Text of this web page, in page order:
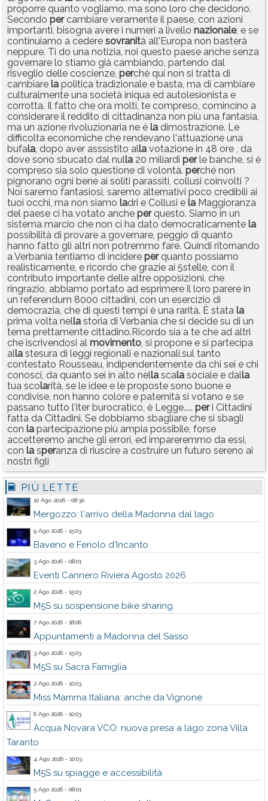
proporre quanto vogliamo, ma sono loro che decidono.
Secondo percambiare veramente il paese, con azioni
importanti, bisogna avere i numeri a livello nazionale, e se
continuiamo a cedere sovranità all'Europa non basterà
neppure. Ti do una notizia, noi questo paese anche senza
governare lo stiamo già cambiando, partendo dal
risveglio delle coscienze, perché qui non si tratta di
cambiare la politica tradizionale e basta, ma di cambiare
culturalmente una società iniqua ed autolesionista e
corrotta. Il fatto che ora molti, te compreso, comincino a
considerare il reddito di cittadinanza non più una fantasia,
ma un azione rivoluzionaria ne è la dimostrazione. Le
difficolta economiche che rendevano l'attuazione una
bufala, dopo aver asssistito alla votazione in 48 ore , da
dove sono sbucato dal nulla 20 miliardi perle banche, si è
compreso sia solo questione di volontà. perché non
pignorano ogni bene ai soliti parassiti, collusi coinvolti ?
Noi saremo fantasiosi, saremo alternativi poco credibili ai
tuoi occhi, ma non siamo ladri e Collusi e la Maggioranza
del paese ci ha votato anche perquesto. Siamo in un
sistema marcio che non ci ha dato democraticamente la
possibilità di provare a governare, peggio di quanto
hanno fatto gli altri non potremmo fare. Quindi ritornando
a Verbania tentiamo di incidere perquanto possiamo
realisticamente, e ricordo che grazie ai 5stelle, con il
contributo importante delle altre opposizioni, che
ringrazio, abbiamo portato ad esprimere il loro parere in
un referendum 8000 cittadini, con un esercizio di
democrazia, che di questi tempi è una rarità. È stata la
prima volta nella storia di Verbania che si decide su di un
tema prettamente cittadino.Ricordo sia a te che ad altri
che iscrivendosi al movimento, si propone e si partecipa
alla stesura di leggi regionali e nazionali,sul tanto
contestato Rousseau, indipendentemente da chi sei e chi
conosci, da quanto sei in alto nella scala sociale e dalla
tua scolarità, se le idee e le proposte sono buone e
condivise, non hanno colore e paternità si votano e se
passano tutto l'iter burocratico, è Legge..... peri Cittadini
fatta da Cittadini. Se dobbiamo sbagliare che si sbagli
con la partecipazione più ampia possibile, forse
accetteremo anche gli errori, ed impareremmo da essi,
con la speranza di riuscire a costruire un futuro sereno ai
nostri figli
PIÙ LETTE
10 Ago 2026 - 08:30
Mergozzo: l'arrivo della Madonna dal lago
9 Ago 2026 - 15:03
Baveno e Feriolo d'Incanto
3 Ago 2026 - 08:01
Eventi Cannero Riviera Agosto 2026
2 Ago 2026 - 15:03
M5S su sospensione bike sharing
7 Ago 2026 - 18:06
Appuntamenti a Madonna del Sasso
3 Ago 2026 - 15:03
M5S su Sacra Famiglia
2 Ago 2026 - 10:03
Miss Mamma Italiana: anche da Vignone
6 Ago 2026 - 10:03
Acqua Novara VCO: nuova presa a lago zona Villa
Taranto
4 Ago 2026 - 10:03
M5S su spiagge e accessibilità
5 Ago 2026 - 08:01